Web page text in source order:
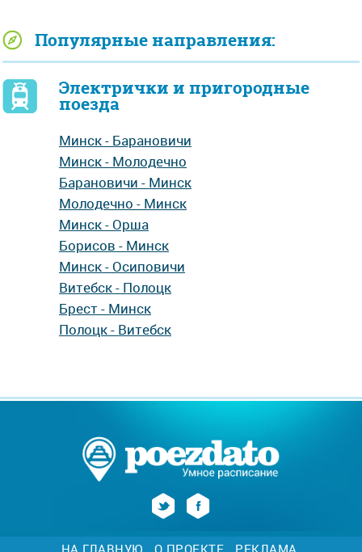
Популярные направления:
Электрички и пригородные
поезда
Минск - Барановичи
Минск - Молодечно
Барановичи - Минск
Молодечно - Минск
Минск - Орша
Борисов - Минск
Минск - Осиповичи
Витебск - Полоцк
Брест - Минск
Полоцк - Витебск
НА ГЛАВНУЮ О ПРОЕКТЕ РЕКЛАМА